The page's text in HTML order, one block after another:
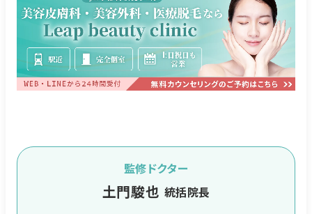
監修ドクター
土門駿也 統括院長